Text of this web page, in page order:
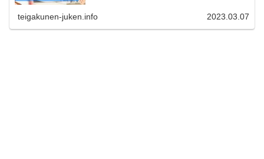
teigakunen-juken.info 2023.03.07